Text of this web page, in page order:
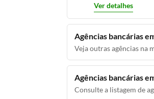
Ver detalhes
Agências bancárias
Veja outras agências na
Agências bancárias
Consulte a listagem de